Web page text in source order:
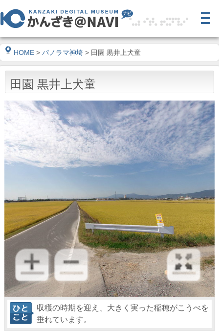
HOME > パノラマ神埼 > 田園 黒井上犬童
田園 黒井上犬童
収穫の時期を迎え、大きく実った稲穂がこうべを
垂れています。